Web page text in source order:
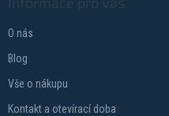
O nás
Blog
Vše o nákupu
Kontakt a otevírací doba